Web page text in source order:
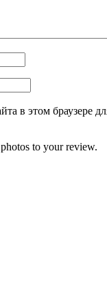
в этом браузере
to your review.